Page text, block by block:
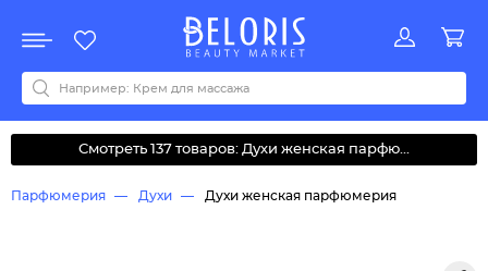
Акции
Все бренды
0-9ABCDEFGHIJKLMNOPQRSTUVWYZАБВДЗИМОКЛНПРСТУФ
Смотреть 137 товаров: Духи женская парфю...
Парфюмерия Духи Духи женская парфюмерия